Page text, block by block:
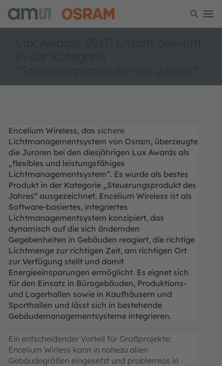
Encelium Wireless, das sichere
Lichtmanagementsystem von Osram, überzeugte
die Juroren bei den diesjährigen Lux Awards als
„flexibles und leistungsfähiges
Lichtmanagementsystem“. Es wurde als bestes
Produkt in der Kategorie „Steuerungsprodukt des
Jahres“ ausgezeichnet. Encelium Wireless ist als
Software-basiertes, integriertes
Lichtmanagementsystem konzipiert, das
dynamisch auf die sich ändernden
Gegebenheiten in Gebäuden reagiert, die richtige
Lichtmenge zur richtigen Zeit, am richtigen Ort
zur Verfügung stellt und damit
Energieeinsparungen ermöglicht. Es eignet sich
für den Einsatz in Bürogebäuden, Produktions-
und Lagerhallen sowie in Kaufhäusern und
Sporthallen und lässt sich in bestehende
Gebäudemanagementsysteme integrieren.
Ein entscheidender Vorteil für Großprojekte:
Encelium Wirless kann in nahezu allen
Gebäudegrößen eingesetzt und problemlos in